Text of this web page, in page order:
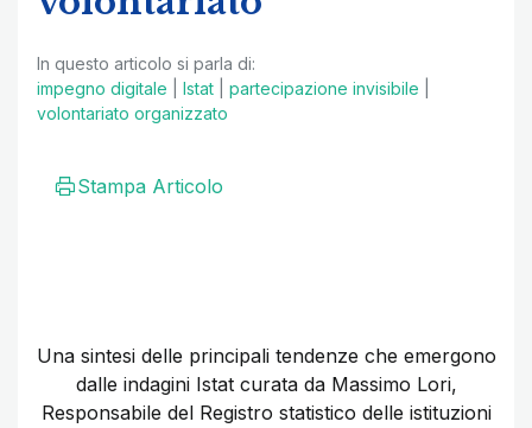
In questo articolo si parla di:
impegno digitale
Istat partecipazione invisibile
volontariato organizzato
Stampa Articolo
Una sintesi delle principali tendenze che emergono
dalle indagini Istat curata da Massimo Lori,
Responsabile del Registro statistico delle istituzioni